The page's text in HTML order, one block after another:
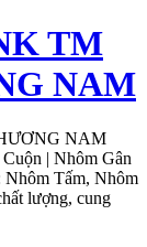
NAM
| Nhôm Gân
Nhôm Tấm, Nhôm
lượng, cung